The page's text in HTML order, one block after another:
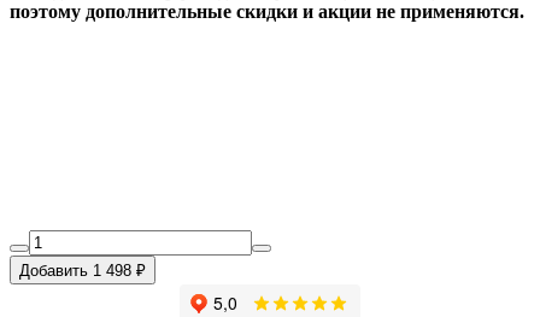
поэтому дополнительные скидки и акции не применяются.
Добавить 1 498 ₽